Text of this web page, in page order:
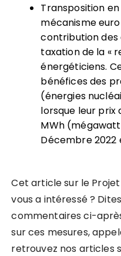
Transposition
mécanisme
contribution des
taxation de la «
énergéticiens.
bénéfices des
(énergies
lorsque leur prix
MWh
Décembre 2022
Cet article sur le
vous a intéressé ?
commentaires ci-
sur ces mesures,
retrouvez nos articles